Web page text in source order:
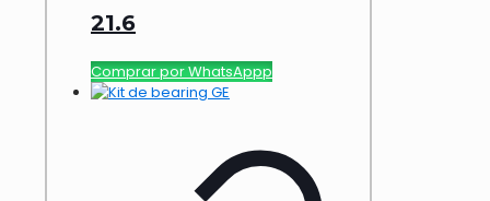
21.6
Comprar por WhatsAppp